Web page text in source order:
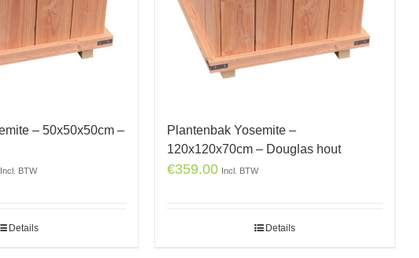
– 50x50x50cm –
Incl. BTW
Details
Plantenbak Yosemite –
120x120x70cm – Douglas hout
€359.00 Incl. BTW
Details